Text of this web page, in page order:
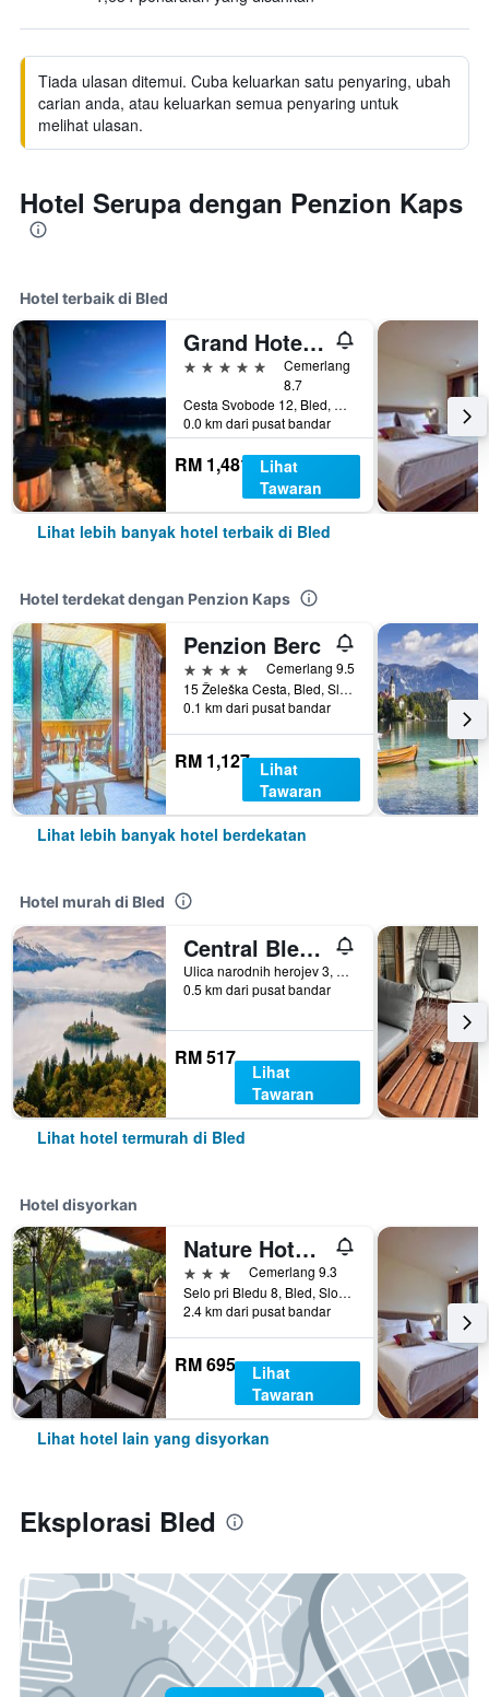
Tiada ulasan ditemui. Cuba keluarkan satu penyaring, ubah
carian anda, atau keluarkan semua penyaring untuk
melihat ulasan.
Hotel Serupa dengan Penzion Kaps
Hotel terbaik di Bled
Grand Hotel Toplice - Small Luxury Hotels of the World
5 bintang
Cemerlang
8.7
Cesta Svobode 12, Bled, Slovenia
0.0 km dari pusat bandar
RM 1,481
Lihat
Tawaran
Lihat lebih banyak hotel terbaik di Bled
Hotel terdekat dengan Penzion Kaps
Penzion Berc
4 bintang
Cemerlang 9.5
15 Želeška Cesta, Bled, Slovenia
0.1 km dari pusat bandar
RM 1,127 Lihat
Tawaran
Lihat lebih banyak hotel berdekatan
Hotel murah di Bled
Central Bled House
Ulica narodnih herojev 3, Bled, Slovenia
0.5 km dari pusat bandar
RM 517
Lihat
Tawaran
Lihat hotel termurah di Bled
Hotel disyorkan
Nature Hotel Lukanc Bled
3 bintangCemerlang 9.3
Selo pri Bledu 8, Bled, Slovenia
2.4 km dari pusat bandar
RM 695
Lihat
Tawaran
Lihat hotel lain yang disyorkan
Eksplorasi Bled